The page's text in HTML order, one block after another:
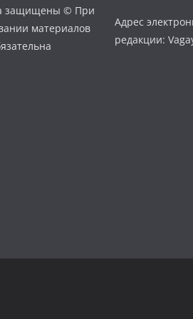
защищены © При
материалов
Адрес
редакции: